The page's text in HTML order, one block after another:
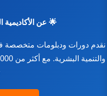
🌟 عن الأكاديمية
نقدم دورات ودبلومات متخصصة